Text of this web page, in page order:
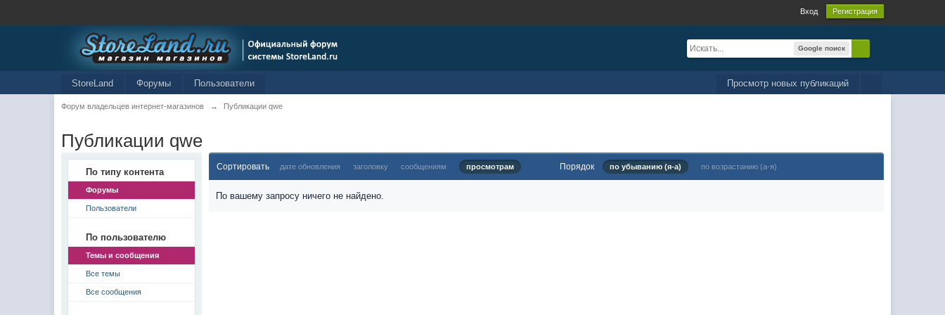
Вход Регистрация
Google поиск
Просмотр новых публикаций
StoreLand Форумы Пользователи
Форум владельцев интернет-магазинов → Публикации qwe
Публикации qwe
По типу контента
Форумы
Пользователи
По пользователю
Темы и сообщения
Все темы
Все сообщения
Сортировать дате обновления заголовку сообщениям просмотрам Порядок по убыванию (я-а) по возрастанию (а-я)
По вашему запросу ничего не найдено.